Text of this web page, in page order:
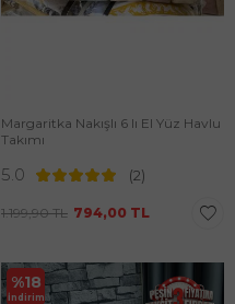
Margaritka Nakışlı 6 lı El Yüz Havlu
Takımı
5.0 (2)
1.199,90TL 794,00 TL
%18
İndirim